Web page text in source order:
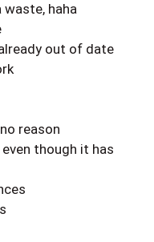
waste, haha
out of date
reason
though it has